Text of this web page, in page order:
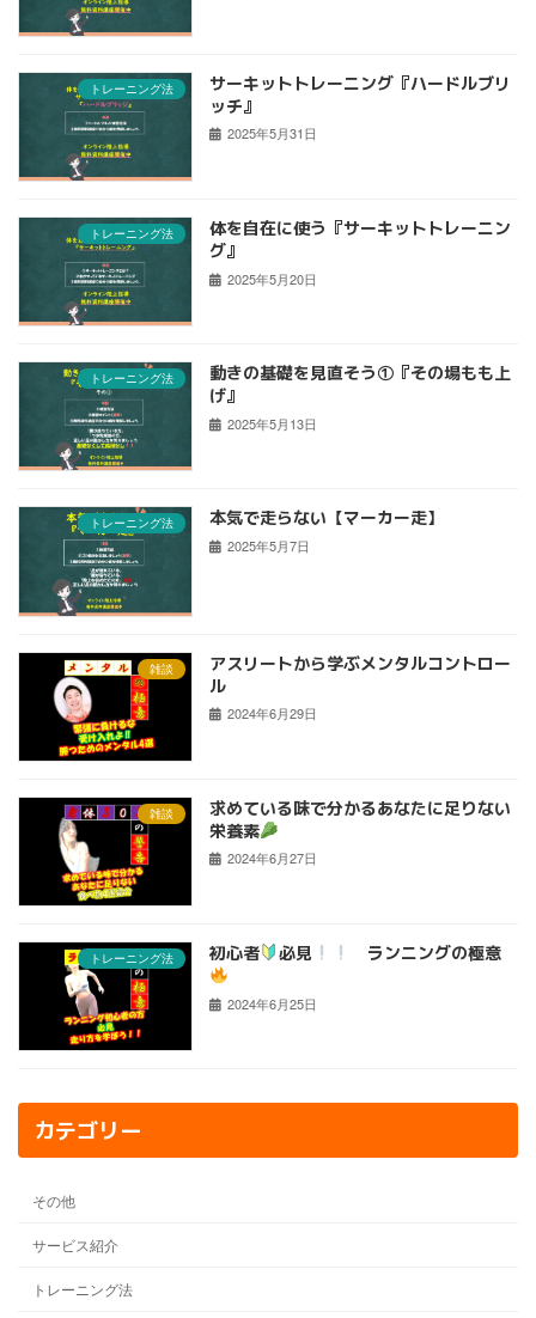
トレーニング法
サーキットトレーニング『ハードルブリ
ッチ』
2025年5月31日
トレーニング法
体を自在に使う『サーキットトレーニン
グ』
2025年5月20日
トレーニング法
動きの基礎を見直そう①『その場もも上
げ』
2025年5月13日
トレーニング法 本気で走らない【マーカー走】
2025年5月7日
雑談
アスリートから学ぶメンタルコントロー
ル
2024年6月29日
雑談
求めている味で分かるあなたに足りない
栄養素
2024年6月27日
トレーニング法 初心者 必見 ランニングの極意
2024年6月25日
カテゴリー
その他
サービス紹介
トレーニング法